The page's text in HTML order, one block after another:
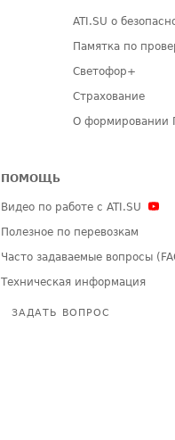
ATI.SU о
Памятка по
Светофор+
Страхование
О формировании
ПОМОЩЬ
Видео по работе с ATI.SU
Полезное по перевозкам
Часто задаваемые вопросы
Техническая информация
ЗАДАТЬ ВОПРОС